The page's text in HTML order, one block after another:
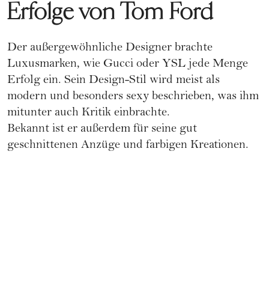
Erfolge von Tom Ford
Der außergewöhnliche Designer brachte
Luxusmarken, wie Gucci oder YSL jede Menge
Erfolg ein. Sein Design-Stil wird meist als
modern und besonders sexy beschrieben, was ihm
mitunter auch Kritik einbrachte.
Bekannt ist er außerdem für seine gut
geschnittenen Anzüge und farbigen Kreationen.